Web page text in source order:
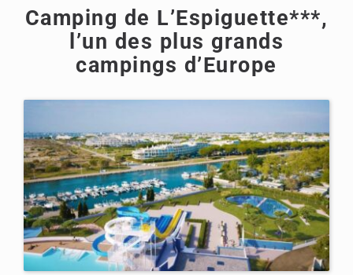
Camping de L’Espiguette***,
l’un des plus grands
campings d’Europe